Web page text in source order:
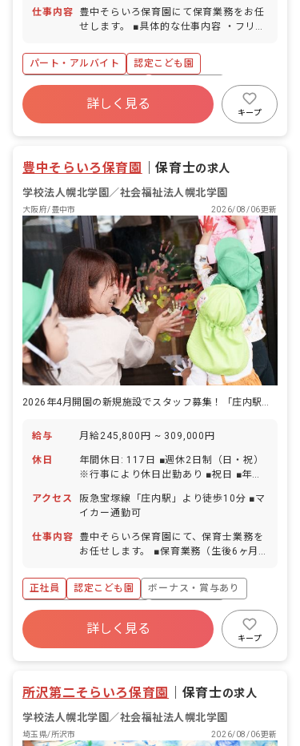
6カ月経過後の年次有給休暇日数：7日 ■
産前産後・育児休暇（法定通り）※多数
仕事内容
豊中そらいろ保育園にて保育業務をお任
せします。 ■具体的な仕事内容 ・フリー
前） ※各種書類作成、連絡帳記入などは
ありません ・基本的生活習慣（食べる、
眠る、着替えるなど）のサポート ・保育
園での身の回りのお世話 ・園内、園外遊
びの実施及び見守り ・集団生活を通した
社会性の取得支援 ・遊びを通した心身の
パート・アルバイト
認定こども園
寮・住宅・家賃補助あり
社会保険完備
福利厚生充実
残業少なめ
詳しく見る
キープ
豊中そらいろ保育園 ｜保育士の求人
学校法人幌北学園／社会福祉法人幌北学園
大阪府/豊中市 2026/08/06更新
2026年4月開園の新規施設でスタッフ募集！「庄内駅」徒歩10分
給与 月給245,800円 ~ 309,000円
休日
年間休日: 117日 ■週休2日制（日・祝）
※行事により休日出勤あり ■祝日 ■年末
カ月経過後の年次有給休暇日数10日） ■
慶弔休暇 ■産前産後・育児休暇（毎年20
名前後の産休・育休取得実績あり） ■特
別休暇 ■介護休暇
アクセス
阪急宝塚線「庄内駅」より徒歩10分 ■マ
イカー通勤可
仕事内容
豊中そらいろ保育園にて、保育士業務を
お任せします。 ■保育業務（生後6ヶ月
日案、月案、週案作成 ・基本的生活習慣
（食べる、眠る、着替えるなど）のサポ
ート ・保育園での身の回りのお世話 ・
連絡帳記入（システムを利用しての入
力） ・園内、園外遊びの実施及び見守り
言、支援 ・園だよりなど配布物の作成
■その他業務 ・施設内の安全点検をする
・イベントや行事の計画立案、実行 ・外
部の研修などへの参加 ・栄養士などさま
正社員 認定こども園
ボーナス・賞与あり
寮・住宅・家賃補助あり
社会保険完備
福利厚生充実
退職金制度
詳しく見る
キープ
所沢第二そらいろ保育園 保育士の求人
学校法人幌北学園／社会福祉法人幌北学園
埼玉県/所沢市 2026/08/06更新